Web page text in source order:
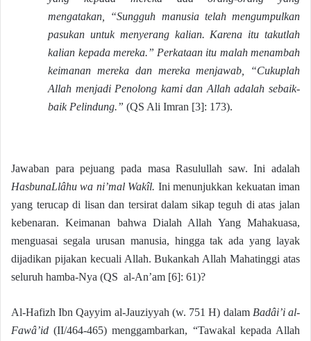
mengatakan, “Sungguh manusia telah mengumpulkan
pasukan untuk menyerang kalian. Karena itu takutlah
kalian kepada mereka.” Perkataan itu malah menambah
keimanan mereka dan mereka menjawab, “Cukuplah
Allah menjadi Penolong kami dan Allah adalah sebaik-
baik Pelindung.”(QS Ali Imran [3]: 173).
Jawaban para pejuang pada masa Rasulullah saw. Ini adalah
HasbunaLlâhu wa ni’mal Wakîl. Ini menunjukkan kekuatan iman
yang terucap di lisan dan tersirat dalam sikap teguh di atas jalan
kebenaran. Keimanan bahwa Dialah Allah Yang Mahakuasa,
menguasai segala urusan manusia, hingga tak ada yang layak
dijadikan pijakan kecuali Allah. Bukankah Allah Mahatinggi atas
seluruh hamba-Nya (QS al-An’am [6]: 61)?
Al-Hafizh Ibn Qayyim al-Jauziyyah (w. 751 H) dalam Badâi’i al-
Fawâ’id(II/464-465) menggambarkan, “Tawakal kepada Allah